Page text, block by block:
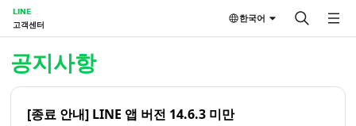
LINE
고객센터
한국어
공지사항
[종료 안내] LINE 앱 버전 14.6.3 미만